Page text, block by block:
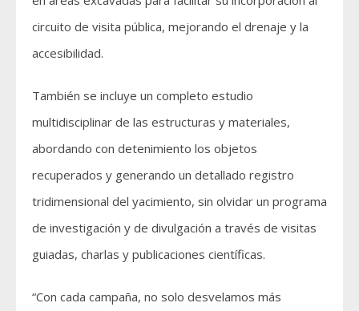
circuito de visita pública, mejorando el drenaje y la
accesibilidad.
También se incluye un completo estudio
multidisciplinar de las estructuras y materiales,
abordando con detenimiento los objetos
recuperados y generando un detallado registro
tridimensional del yacimiento, sin olvidar un programa
de investigación y de divulgación a través de visitas
guiadas, charlas y publicaciones científicas.
“Con cada campaña, no solo desvelamos más